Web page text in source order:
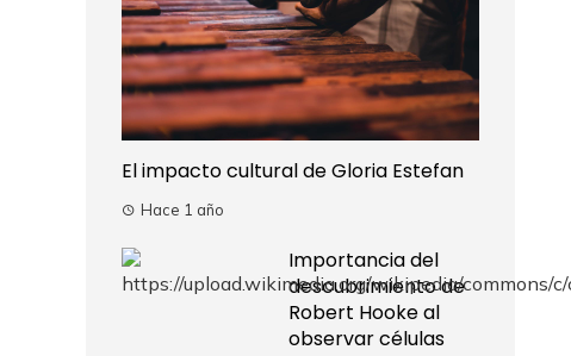
El impacto cultural de Gloria Estefan
Hace 1 año
Importancia del
descubrimiento de
Robert Hooke al
observar células